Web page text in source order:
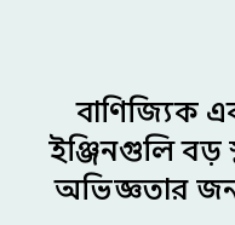
বাণিজ্যিক
ইঞ্জিনগুলি বড়
অভিজ্ঞতার